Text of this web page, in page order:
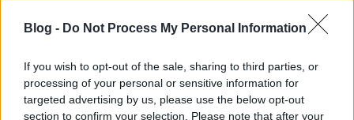
Blog - Do Not Process My Personal Information
If you wish to opt-out of the sale, sharing to third parties, or
processing of your personal or sensitive information for
targeted advertising by us, please use the below opt-out
section to confirm your selection. Please note that after your